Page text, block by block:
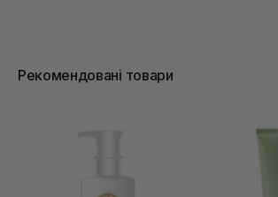
Рекомендовані товари